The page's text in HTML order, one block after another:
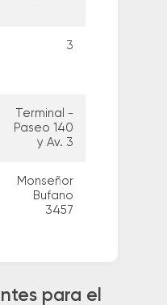
3
Terminal -
Paseo 140
y Av. 3
Monseñor
Bufano
3457
para el